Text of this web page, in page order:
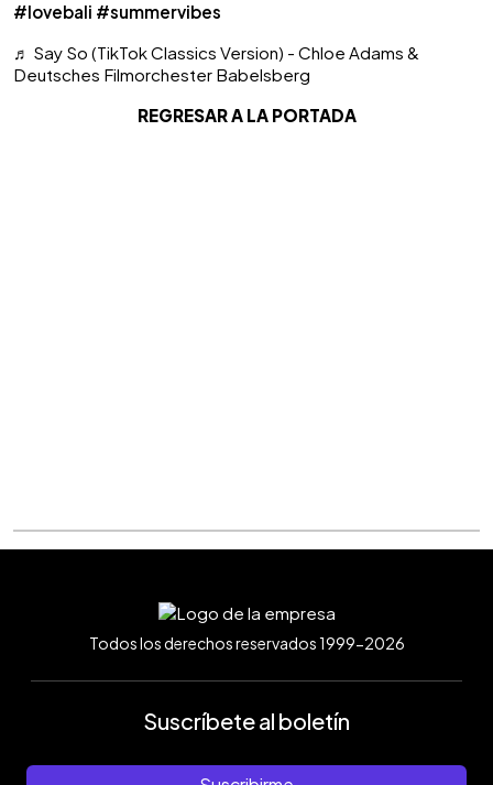
#lovebali #summervibes
♬ Say So (TikTok Classics Version) - Chloe Adams &
Deutsches Filmorchester Babelsberg
REGRESAR A LA PORTADA
Todos los derechos reservados 1999-2026
Suscríbete al boletín